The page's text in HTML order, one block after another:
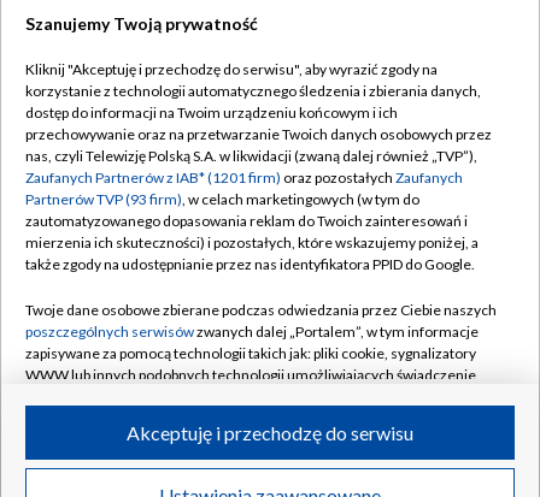
TVP
Abonament TVP
Emisja w TVP
Centrum informacji TVP
Naziemna Telewizja Cyfrowa
Rada Programowa
System NOS
Informacje o nadawcy
Program dla prasy
Regulamin TVP
Polityka prywatności
Moje zgody
Pomoc
Kontakt
Kanały
©2026 Telewizja Polska S.A. w likwidacji
Szanujemy Twoją prywatność
Kliknij "Akceptuję i przechodzę do serwisu", aby wyrazić zgody na
korzystanie z technologii automatycznego śledzenia i zbierania danych,
dostęp do informacji na Twoim urządzeniu końcowym i ich
przechowywanie oraz na przetwarzanie Twoich danych osobowych przez
nas, czyli Telewizję Polską S.A. w likwidacji (zwaną dalej również „TVP”),
Zaufanych Partnerów z IAB* (1201 firm) oraz pozostałych Zaufanych
Partnerów TVP (93 firm), w celach marketingowych (w tym do
zautomatyzowanego dopasowania reklam do Twoich zainteresowań i
mierzenia ich skuteczności) i pozostałych, które wskazujemy poniżej, a
także zgody na udostępnianie przez nas identyfikatora PPID do Google.
Twoje dane osobowe zbierane podczas odwiedzania przez Ciebie naszych
poszczególnych serwisówzwanych dalej „Portalem”, w tym informacje
zapisywane za pomocą technologii takich jak: pliki cookie, sygnalizatory
WWW lub innych podobnych technologii umożliwiających świadczenie
ruchu w Internecie.
Twoje dane osobowe zbierane podczas odwiedzania przez Ciebie
Akceptuję i przechodzę do serwisu